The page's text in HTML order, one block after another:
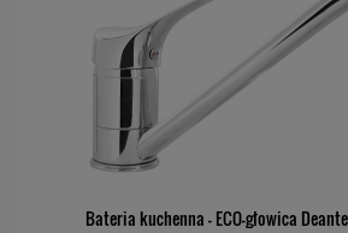
Bateria kuchenna - ECO-głowica